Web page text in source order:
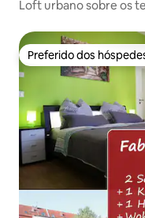
Loft urbano sobre os
Preferido dos
Preferido dos